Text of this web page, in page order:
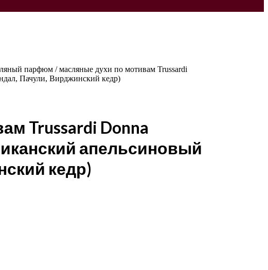
парфюм / масляные духи по мотивам Trussardi
Пачули, Вирджинский кедр)
Trussardi Donna
апельсиновый
кедр)